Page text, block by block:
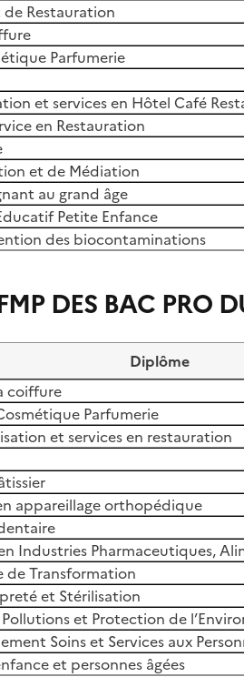
Restauration
Parfumerie
et services en Hôtel Café
en Restauration
et de Médiation
au grand âge
Petite Enfance
des biocontaminations
DES BAC PRO
Diplôme
coiffure
Parfumerie
et services en restauration
appareillage orthopédique
Industries Pharmaceutiques,
de Transformation
et Stérilisation
Pollutions et Protection de
Soins et Services aux
et personnes âgées